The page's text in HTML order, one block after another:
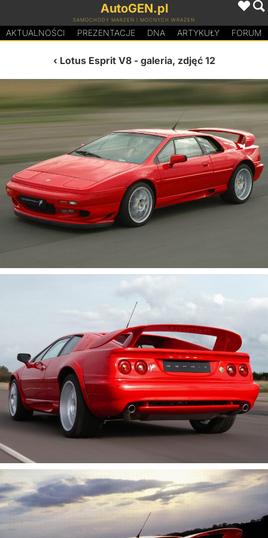
AutoGEN.pl
SAMOCHODY MARZEŃ I MOCNYCH WRAŻEŃ
AKTUALNOŚCI PREZENTACJE DNA ARTYKUŁY FORUM
Lotus Esprit V8- galeria, zdjęć 12